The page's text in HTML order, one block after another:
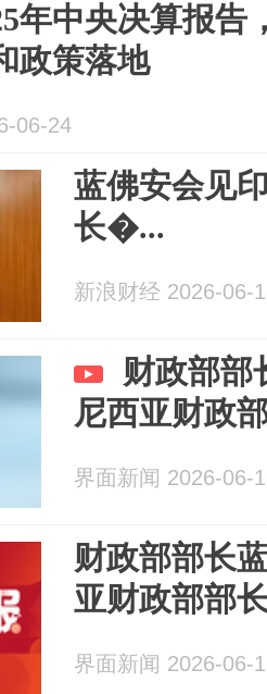
年中央决算报告
政策落地
06-24
蓝佛安会见
长�...
新浪财经 2026-06-
财政部部
尼西亚财政
界面新闻 2026-06-
财政部部长
亚财政部部
界面新闻 2026-06-